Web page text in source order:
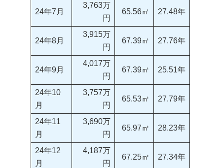
24年7月
3,763万
円
65.56㎡ 27.48年
24年8月
3,915万
円
67.39㎡ 27.76年
24年9月
4,017万
円
67.39㎡ 25.51年
24年10
月
3,757万
円
65.53㎡ 27.79年
24年11
月
3,690万
円
65.97㎡ 28.23年
24年12
月
4,187万
円
67.25㎡ 27.34年